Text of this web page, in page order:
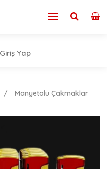
Giriş Yap
Manyetolu Çakmaklar